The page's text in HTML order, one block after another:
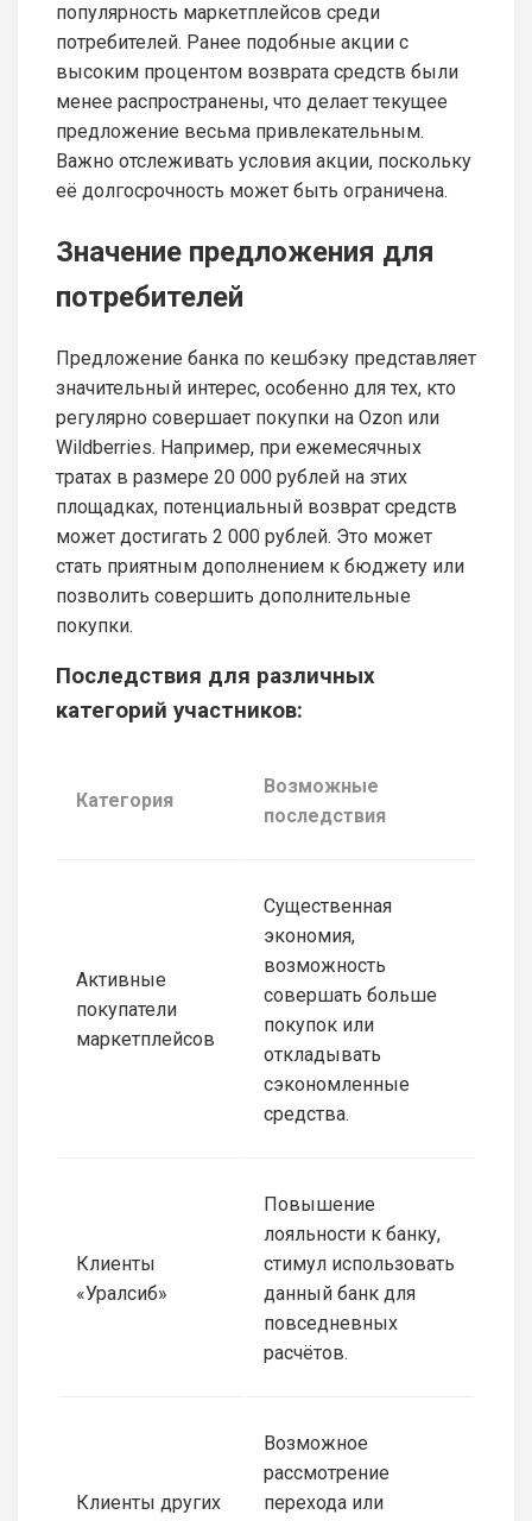
популярность маркетплейсов среди
потребителей. Ранее подобные акции с
высоким процентом возврата средств были
менее распространены, что делает текущее
предложение весьма привлекательным.
Важно отслеживать условия акции, поскольку
её долгосрочность может быть ограничена.
Значение предложения для
потребителей
Предложение банка по кешбэку представляет
значительный интерес, особенно для тех, кто
регулярно совершает покупки на Ozon или
Wildberries. Например, при ежемесячных
тратах в размере 20 000 рублей на этих
площадках, потенциальный возврат средств
может достигать 2 000 рублей. Это может
стать приятным дополнением к бюджету или
позволить совершить дополнительные
покупки.
Последствия для различных
категорий участников:
Категория
Возможные
последствия
Активные
покупатели
маркетплейсов
Существенная
экономия,
возможность
совершать больше
покупок или
откладывать
сэкономленные
средства.
Клиенты
«Уралсиб»
Повышение
лояльности к банку,
стимул использовать
данный банк для
повседневных
расчётов.
Клиенты других
Возможное
рассмотрение
перехода или